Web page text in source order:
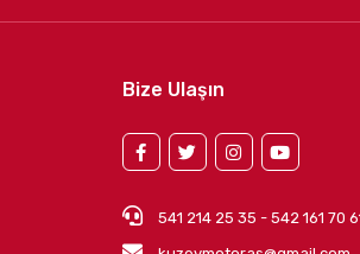
Bize Ulaşın
541 214 25 35 - 542 161 70